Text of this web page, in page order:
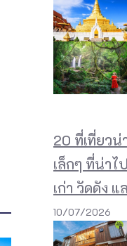
20 ที่เที่ยวน่
เล็กๆ ที่น่าไ
เก่า วัดดัง
10/07/2026